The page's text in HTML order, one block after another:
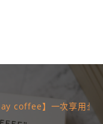
coffee】一次享用全